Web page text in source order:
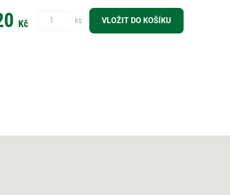
Kč
Počet:
ks